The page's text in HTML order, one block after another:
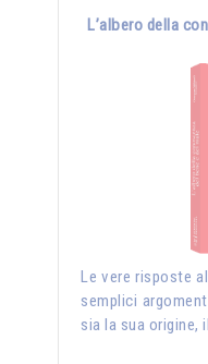
L’albero della
Le vere risposte
semplici
sia la sua origine,